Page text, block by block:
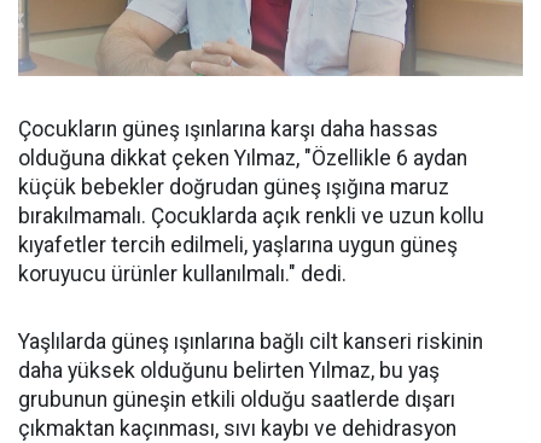
Çocukların güneş ışınlarına karşı daha hassas
olduğuna dikkat çeken Yılmaz, "Özellikle 6 aydan
küçük bebekler doğrudan güneş ışığına maruz
bırakılmamalı. Çocuklarda açık renkli ve uzun kollu
kıyafetler tercih edilmeli, yaşlarına uygun güneş
koruyucu ürünler kullanılmalı." dedi.
Yaşlılarda güneş ışınlarına bağlı cilt kanseri riskinin
daha yüksek olduğunu belirten Yılmaz, bu yaş
grubunun güneşin etkili olduğu saatlerde dışarı
çıkmaktan kaçınması, sıvı kaybı ve dehidrasyon